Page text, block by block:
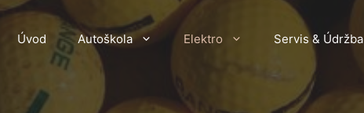
Úvod Autoškola Elektro Servis & Údržba